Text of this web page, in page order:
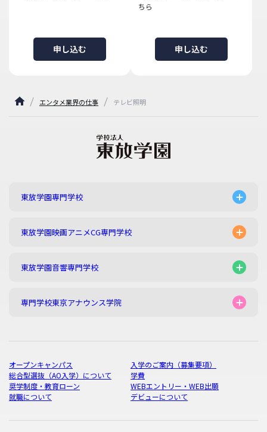
申し込む
ちら
申し込む
エンタメ業界の仕事 テレビ照明
東放学園専門学校
東放学園映画アニメCG専門学校
東放学園音響専門学校
専門学校東京アナウンス学院
オープンキャンパス
入学のご案内（募集要項）
総合型選抜（AO入学）について
学費
奨学制度・教育ローン
WEBエントリー・WEB出願
就職について
デビューについて